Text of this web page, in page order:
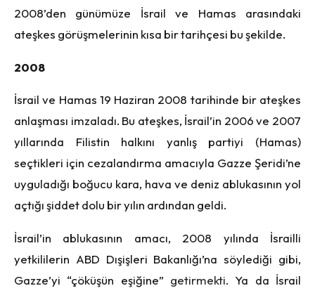
2008’den günümüze İsrail ve Hamas arasındaki
ateşkes görüşmelerinin kısa bir tarihçesi bu şekilde.
2008
İsrail ve Hamas 19 Haziran 2008 tarihinde bir ateşkes
anlaşması imzaladı. Bu ateşkes, İsrail’in 2006 ve 2007
yıllarında Filistin halkını yanlış partiyi (Hamas)
seçtikleri için cezalandırma amacıyla Gazze Şeridi’ne
uyguladığı boğucu kara, hava ve deniz ablukasının yol
açtığı şiddet dolu bir yılın ardından geldi.
İsrail’in ablukasının amacı, 2008 yılında İsrailli
yetkililerin ABD Dışişleri Bakanlığı’na söylediği gibi,
Gazze’yi “çöküşün eşiğine” getirmekti. Ya da İsrail